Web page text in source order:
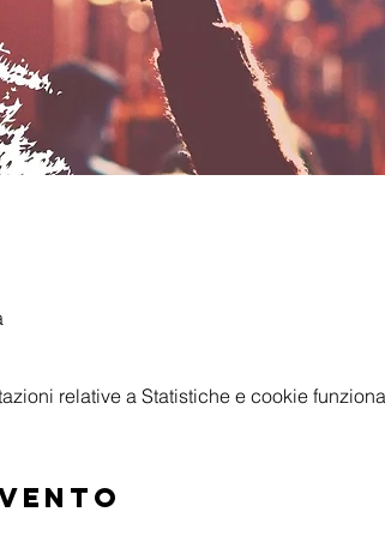
relative a Statistiche e cookie